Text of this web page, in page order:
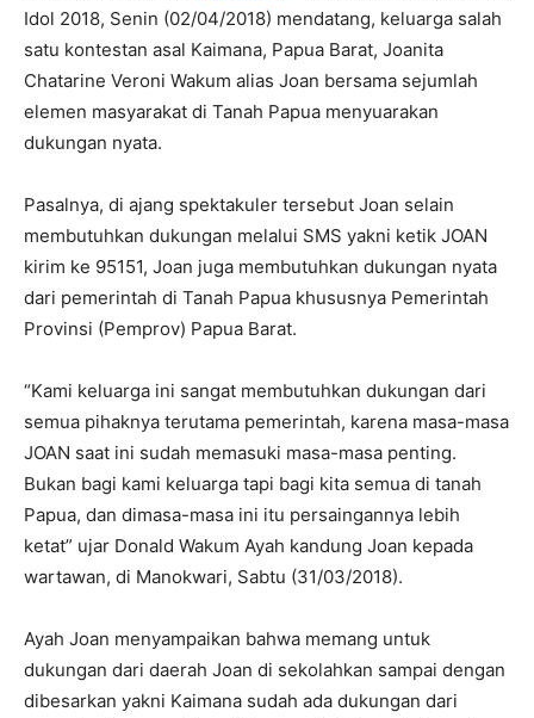
Idol 2018, Senin (02/04/2018) mendatang, keluarga salah
satu kontestan asal Kaimana, Papua Barat, Joanita
Chatarine Veroni Wakum alias Joan bersama sejumlah
elemen masyarakat di Tanah Papua menyuarakan
dukungan nyata.
Pasalnya, di ajang spektakuler tersebut Joan selain
membutuhkan dukungan melalui SMS yakni ketik JOAN
kirim ke 95151, Joan juga membutuhkan dukungan nyata
dari pemerintah di Tanah Papua khususnya Pemerintah
Provinsi (Pemprov) Papua Barat.
“Kami keluarga ini sangat membutuhkan dukungan dari
semua pihaknya terutama pemerintah, karena masa-masa
JOAN saat ini sudah memasuki masa-masa penting.
Bukan bagi kami keluarga tapi bagi kita semua di tanah
Papua, dan dimasa-masa ini itu persaingannya lebih
ketat” ujar Donald Wakum Ayah kandung Joan kepada
wartawan, di Manokwari, Sabtu (31/03/2018).
Ayah Joan menyampaikan bahwa memang untuk
dukungan dari daerah Joan di sekolahkan sampai dengan
dibesarkan yakni Kaimana sudah ada dukungan dari